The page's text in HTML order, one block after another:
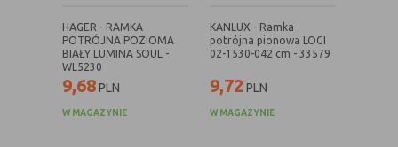
użytkowników
E. Rodzaje cookies ze względu na ingerencję w
prywatność użytkownika:
HAGER - RAMKA
POTRÓJNA POZIOMA
BIAŁY LUMINA SOUL -
WL5230
9,68PLN
W MAGAZYNIE
KANLUX - Ramka
potrójna pionowa LOGI
02-1530-042 cm - 33579
9,72 PLN
W MAGAZYNIE